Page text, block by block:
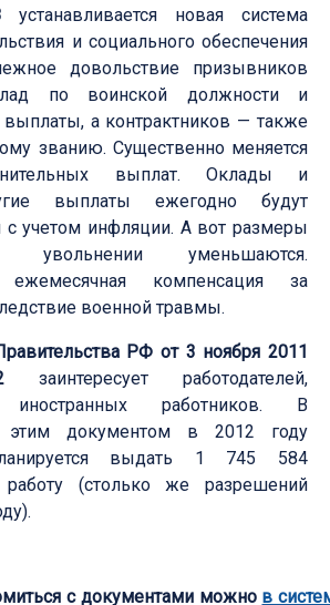
устанавливается новая система
и социального обеспечения
довольствие призывников
по воинской должности и
а контрактников — также
званию. Существенно меняется
выплат. Оклады и
выплаты ежегодно будут
с учетом инфляции. А вот размеры
увольнении уменьшаются.
ежемесячная компенсация за
военной травмы.
РФ от 3 ноября 2011
заинтересует работодателей,
иностранных работников. В
этим документом в 2012 году
выдать 1 745 584
(столько же разрешений
с документами можно в